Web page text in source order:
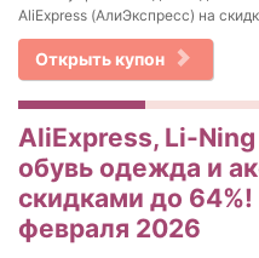
AliExpress (АлиЭкспресс) на
Открыть купон
AliExpress, Li-
обувь одежда и
скидками до
февраля 2026